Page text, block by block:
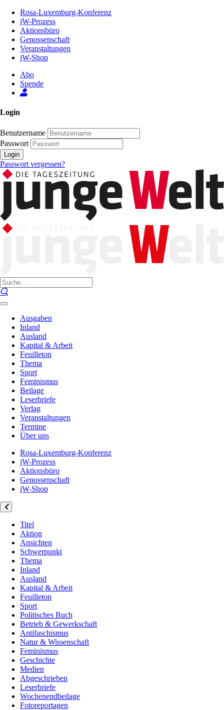
Inhalt
Seite
Rosa-Luxemburg-Konferenz
jW-Prozess
Aktionsbüro
Genossenschaft
Veranstaltungen
jW-Shop
Abo
Spende
Login
Benutzername
Passwort
Login
Passwort vergessen?
Ausgaben
Inland
Ausland
Kapital & Arbeit
Feuilleton
Thema
Sport
Feminismus
Beilage
Leserbriefe
Verlag
Veranstaltungen
Termine
Über uns
Rosa-Luxemburg-Konferenz
jW-Prozess
Aktionsbüro
Genossenschaft
jW-Shop
Titel
Aktion
Ansichten
Schwerpunkt
Thema
Inland
Ausland
Kapital & Arbeit
Feuilleton
Sport
Politisches Buch
Betrieb & Gewerkschaft
Antifaschismus
Natur & Wissenschaft
Feminismus
Geschichte
Medien
Abgeschrieben
Leserbriefe
Wochenendbeilage
Fotoreportagen